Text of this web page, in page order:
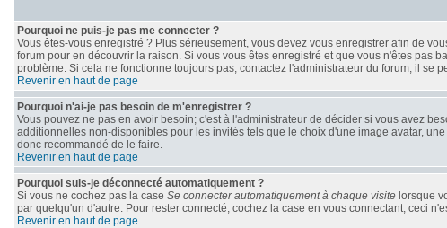
Pourquoi ne puis-je pas me connecter ?
Vous êtes-vous enregistré ? Plus sérieusement, vous devez vous enregistrer afin de
forum pour en découvrir la raison. Si vous vous êtes enregistré et que vous n'êtes pas
problème. Si cela ne fonctionne toujours pas, contactez l'administrateur du forum; il se
Revenir en haut de page
Pourquoi n'ai-je pas besoin de m'enregistrer ?
Vous pouvez ne pas en avoir besoin; c'est à l'administrateur de décider si vous avez
additionnelles non-disponibles pour les invités tels que le choix d'une image avatar,
donc recommandé de le faire.
Revenir en haut de page
Pourquoi suis-je déconnecté automatiquement ?
Si vous ne cochez pas la case Se connecter automatiquement à chaque visite lorsque
par quelqu'un d'autre. Pour rester connecté, cochez la case en vous connectant; ceci
Revenir en haut de page